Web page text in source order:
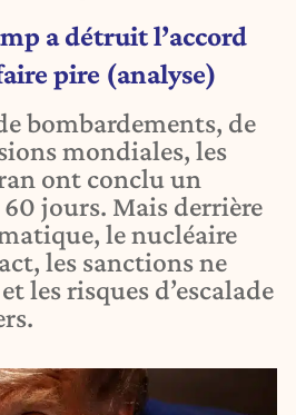
a détruit l’accord
pire (analyse)
bombardements, de
mondiales, les
ont conclu un
jours. Mais derrière
le nucléaire
les sanctions ne
les risques d’escalade